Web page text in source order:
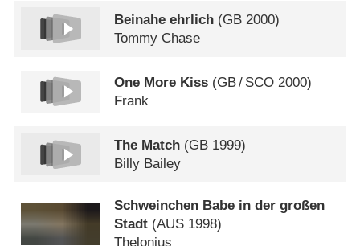
Beinahe ehrlich (GB 2000)
Tommy Chase
One More Kiss (GB/ SCO 2000)
Frank
The Match (GB 1999)
Billy Bailey
Schweinchen Babe in der großen
Stadt (AUS 1998)
Thelonius